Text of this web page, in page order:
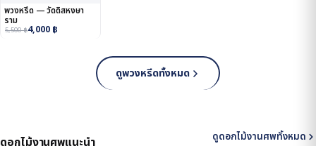
พวงหรีด — วัดดิสหงษา
ราม
5,500฿4,000 ฿
ดูพวงหรีดทั้งหมด
ดูดอกไม้งานศพทั้งหมด